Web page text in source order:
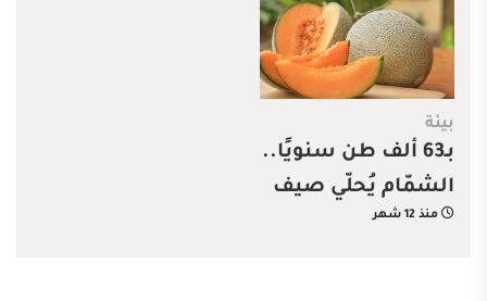
بيئة
بـ63 ألف طن سنويًا..
الشمّام يُحلّي صيف
المملكة
منذ 12 شهر